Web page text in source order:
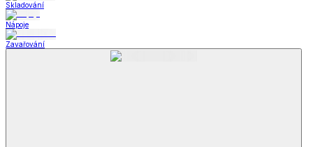
Skladování
Nápoje
Zavařování